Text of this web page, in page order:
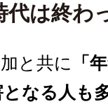
代は終わ
と共に 「
なる人も